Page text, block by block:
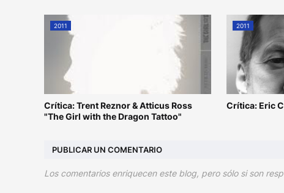
2011
Crítica: Trent Reznor & Atticus Ross
"The Girl with the Dragon Tattoo"
2011
Crítica: Eric
PUBLICAR UN COMENTARIO
Los comentarios enriquecen este blog, pero sólo si son